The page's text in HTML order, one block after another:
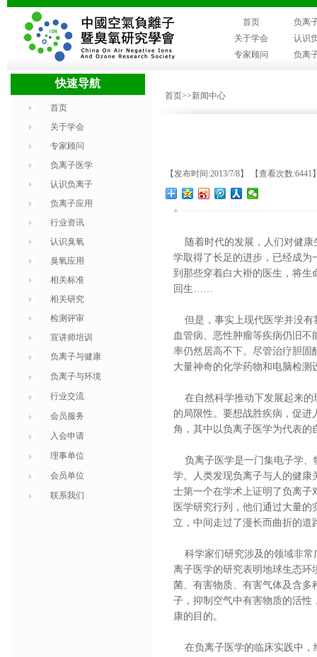
首页
负离
关于学会
认识
专家顾问
负离
快速导航
首页
关于学会
专家顾问
负离子医学
认识负离子
负离子应用
行业资讯
认识臭氧
臭氧应用
相关标准
相关研究
检测评审
宣讲师培训
负离子与健康
负离子与环境
行业交流
会员服务
入会申请
理事单位
会员单位
联系我们
首页>>新闻中心
【发布时间:2013/7/8】 【查看次数:6441
+
随着时代的发展，人们对健康
学取得了长足的进步，已经成为
到那些穿着白大褂的医生，将生
回生……
但是，事实上现代医学并没有
血管病、恶性肿瘤等疾病仍旧
率仍然居高不下。尽管治疗胆固
大量神奇的化学药物和电脑检
在自然科学推动下发展起来的
的局限性。要想战胜疾病，促
角，其中以负离子医学为代表的
负离子医学是一门集电子学、
学。人类发现负离子与人的健康
士第一个在学术上证明了负离子
医学研究行列，他们通过大量
立，中间走过了漫长而曲折的道
科学家们研究涉及的领域非常
离子医学的研究表明地球生态环
菌、有害物质、有害气体及含多
子，抑制空气中有害物质的活性
康的目的。
在负离子医学的临床实践中，